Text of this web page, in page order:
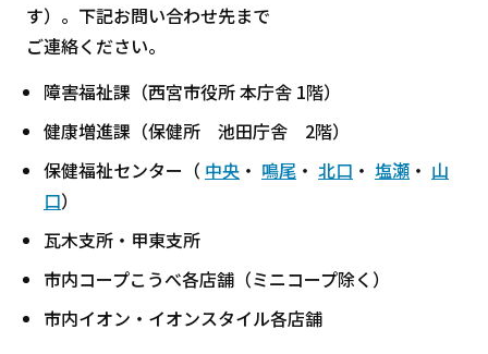
す）。下記お問い合わせ先まで
ご連絡ください。
障害福祉課（西宮市役所 本庁舎 1階）
健康増進課（保健所 池田庁舎 2階）
保健福祉センター（ 中央 ・ 鳴尾 ・ 北口 ・ 塩瀬 ・ 山
口）
瓦木支所・甲東支所
市内コープこうべ各店舗（ミニコープ除く）
市内イオン・イオンスタイル各店舗